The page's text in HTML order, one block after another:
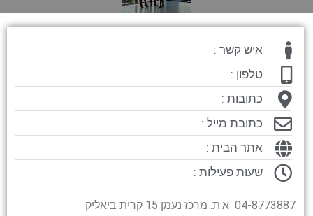
איש קשר :
טלפון :
כתובות :
כתובת מייל :
אתר הבית :
שעות פעילות :
04-8773887 א.ת. מרכז נעמן 15 קרית ביאליק